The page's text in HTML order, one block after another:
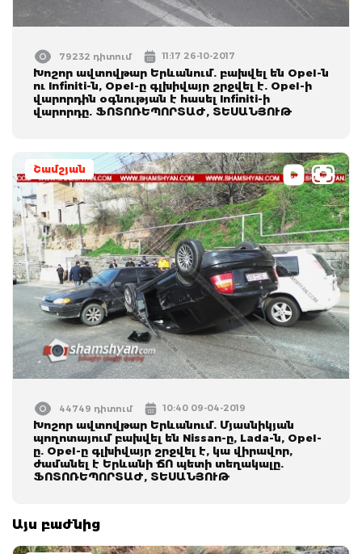
79232 դիտում 11:17 26-10-2017
Խոշոր ավտովթար Երևանում. բախվել են Opel-ն
ու Infiniti-ն, Opel-ը գլխիվայր շրջվել է. Opel-ի
վարորդին օգնության է հասել Infiniti-ի
վարորդը. ՖՈՏՈՌԵՊՈՐՏԱԺ, ՏԵՍԱՆՅՈՒԹ
Շամշյան
44749 դիտում 10:40 09-04-2019
Խոշոր ավտովթար Երևանում. Մյասնիկյան
պողոտայում բախվել են Nissan-ը, Lada-ն, Opel-
ը. Opel-ը գլխիվայր շրջվել է, կա վիրավոր,
ժամանել է Երևանի ՃՈ պետի տեղակալը.
ՖՈՏՈՌԵՊՈՐՏԱԺ, ՏԵՍԱՆՅՈՒԹ
Այս բաժնից